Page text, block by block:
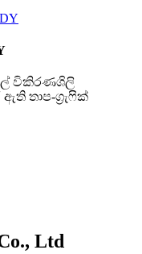
විකිරණශිලි
තාප-ග්‍රැෆික්
Ltd